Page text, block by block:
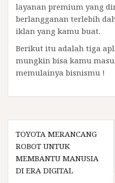
layanan premium yang
berlangganan terlebih
iklan yang kamu buat.
Berikut itu adalah tiga
mungkin bisa kamu
memulainya bisnismu !
Post
navigation
TOYOTA MERANCANG
ROBOT UNTUK
MEMBANTU MANUSIA
DI ERA DIGITAL